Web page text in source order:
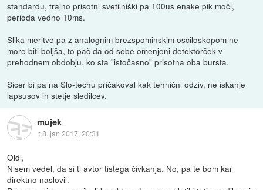
standardu, trajno prisotni svetilniški pa 100us enake pik moči,
perioda vedno 10ms.
Slika meritve pa z analognim brezspominskim osciloskopom ne
more biti boljša, to pač da od sebe omenjeni detektorček v
prehodnem obdobju, ko sta "istočasno" prisotna oba bursta.
Sicer bi pa na Slo-techu pričakoval kak tehnični odziv, ne iskanje
lapsusov in stetje sledilcev.
mujek
::8. jan 2017, 20:31
Oldi,
Nisem vedel, da si ti avtor tistega čivkanja. No, pa te bom kar
direktno naslovil.